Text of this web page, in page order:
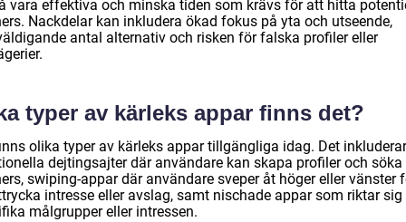
vara effektiva och minska tiden som krävs för att hitta
Nackdelar kan inkludera ökad fokus på yta och utseende,
antal alternativ och risken för falska profiler eller
typer av kärleks appar finns det?
olika typer av kärleks appar tillgängliga idag. Det inkluderar
dejtingsajter där användare kan skapa profiler och söka
swiping-appar där användare sveper åt höger eller vänster
intresse eller avslag, samt nischade appar som riktar
målgrupper eller intressen.